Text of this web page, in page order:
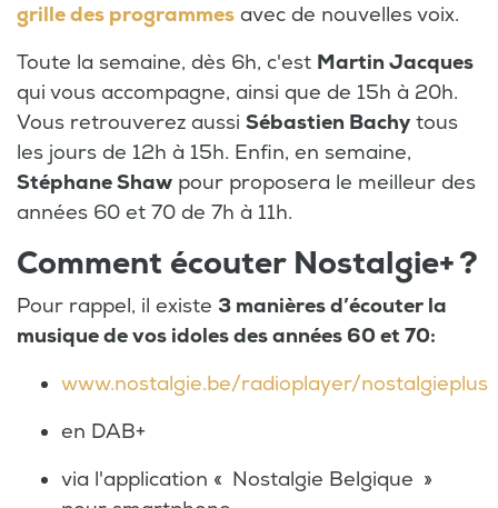
grille des programmes avec de nouvelles voix.
Toute la semaine, dès 6h, c'est Martin Jacques
qui vous accompagne, ainsi que de 15h à 20h.
Vous retrouverez aussi Sébastien Bachy tous
les jours de 12h à 15h. Enfin, en semaine,
Stéphane Shaw pour proposera le meilleur des
années 60 et 70 de 7h à 11h.
Comment écouter Nostalgie+ ?
Pour rappel, il existe 3 manières d’écouter la
musique de vos idoles des années 60 et 70:
www.nostalgie.be/radioplayer/nostalgieplus
en DAB+
via l'application « Nostalgie Belgique »